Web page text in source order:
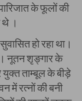
के फूलों की
।
हो रहा था।
। नूतन शृङ्गार के
युक्त ताम्बूल के बीड़े
में रत्नों की बनी